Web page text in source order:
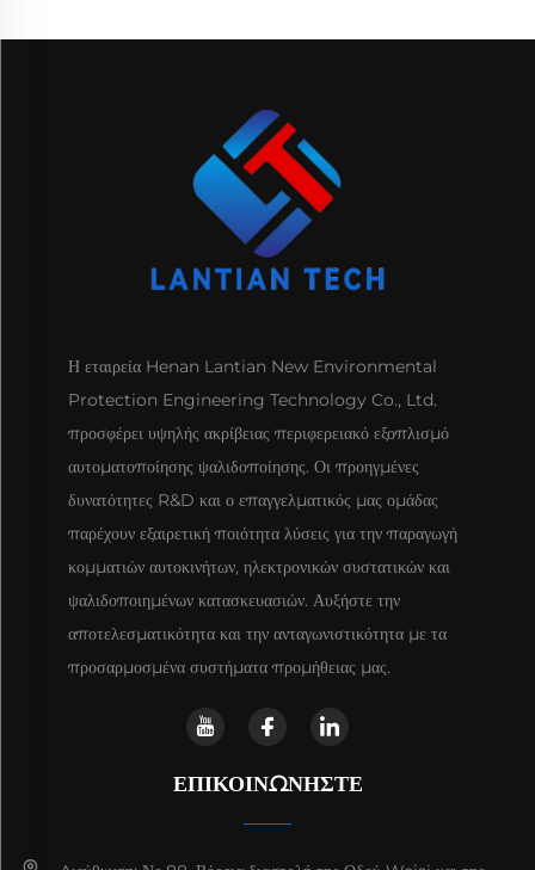
Η εταιρεία Henan Lantian New Environmental
Protection Engineering Technology Co., Ltd.
προσφέρει υψηλής ακρίβειας περιφερειακό εξοπλισμό
αυτοματοποίησης ψαλιδοποίησης. Οι προηγμένες
δυνατότητες R&D και ο επαγγελματικός μας ομάδας
παρέχουν εξαιρετική ποιότητα λύσεις για την παραγωγή
κομματιών αυτοκινήτων, ηλεκτρονικών συστατικών και
ψαλιδοποιημένων κατασκευασιών. Αυξήστε την
αποτελεσματικότητα και την ανταγωνιστικότητα με τα
προσαρμοσμένα συστήματα προμήθειας μας.
ΕΠΙΚΟΙΝΩΝΉΣΤΕ